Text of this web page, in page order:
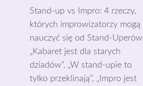
Stand-up vs Impro: 4 rzeczy,
których improwizatorzy mogą
nauczyć się od Stand-Uperów
„Kabaret jest dla starych
dziadów”, „W stand-upie to
tylko przeklinają”, „Impro jest